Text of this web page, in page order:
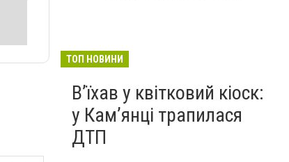
ТОП НОВИНИ
Вʼїхав у квітковий кіоск:
у Камʼянці трапилася
ДТП